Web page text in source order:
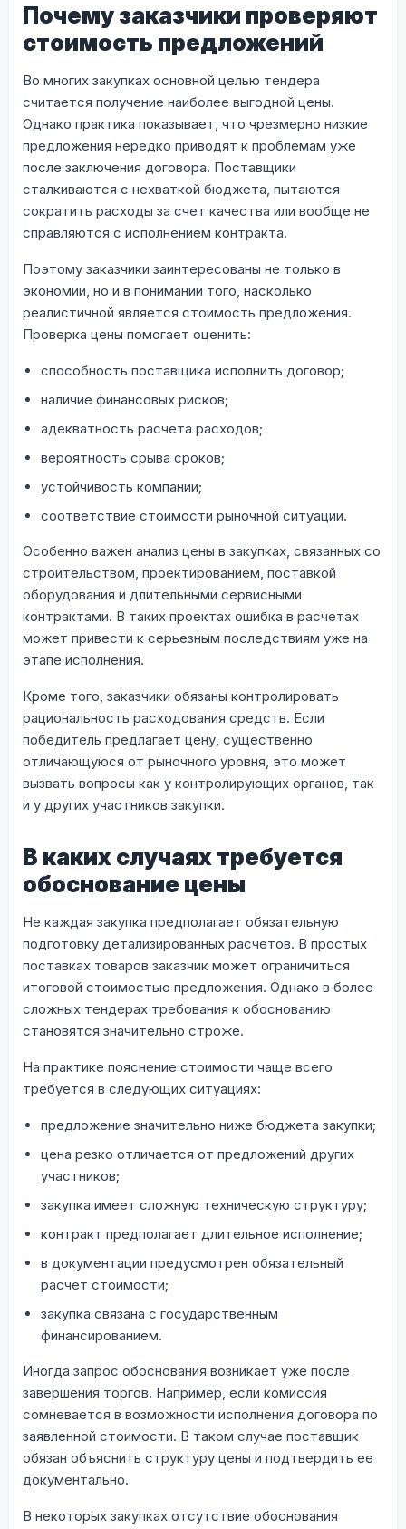
Почему заказчики проверяют
стоимость предложений
Во многих закупках основной целью тендера
считается получение наиболее выгодной цены.
Однако практика показывает, что чрезмерно низкие
предложения нередко приводят к проблемам уже
после заключения договора. Поставщики
сталкиваются с нехваткой бюджета, пытаются
сократить расходы за счет качества или вообще не
справляются с исполнением контракта.
Поэтому заказчики заинтересованы не только в
экономии, но и в понимании того, насколько
реалистичной является стоимость предложения.
Проверка цены помогает оценить:
способность поставщика исполнить договор;
наличие финансовых рисков;
адекватность расчета расходов;
вероятность срыва сроков;
устойчивость компании;
соответствие стоимости рыночной ситуации.
Особенно важен анализ цены в закупках, связанных со
строительством, проектированием, поставкой
оборудования и длительными сервисными
контрактами. В таких проектах ошибка в расчетах
может привести к серьезным последствиям уже на
этапе исполнения.
Кроме того, заказчики обязаны контролировать
рациональность расходования средств. Если
победитель предлагает цену, существенно
отличающуюся от рыночного уровня, это может
вызвать вопросы как у контролирующих органов, так
и у других участников закупки.
В каких случаях требуется
обоснование цены
Не каждая закупка предполагает обязательную
подготовку детализированных расчетов. В простых
поставках товаров заказчик может ограничиться
итоговой стоимостью предложения. Однако в более
сложных тендерах требования к обоснованию
становятся значительно строже.
На практике пояснение стоимости чаще всего
требуется в следующих ситуациях:
предложение значительно ниже бюджета закупки;
цена резко отличается от предложений других
участников;
закупка имеет сложную техническую структуру;
контракт предполагает длительное исполнение;
в документации предусмотрен обязательный
расчет стоимости;
закупка связана с государственным
финансированием.
Иногда запрос обоснования возникает уже после
завершения торгов. Например, если комиссия
сомневается в возможности исполнения договора по
заявленной стоимости. В таком случае поставщик
обязан объяснить структуру цены и подтвердить ее
документально.
В некоторых закупках отсутствие обоснования